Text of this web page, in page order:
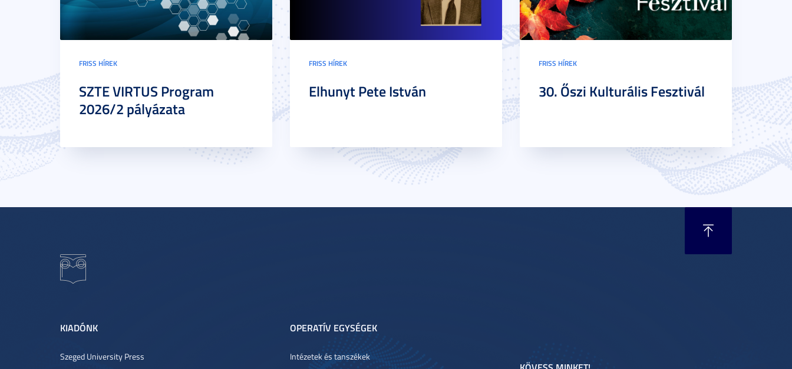
FRISS HÍREK
SZTE VIRTUS Program
2026/2 pályázata
FRISS HÍREK
Elhunyt Pete István
FRISS HÍREK
30. Őszi Kulturális Fesztivál
KIADÓNK
Szeged University Press
OPERATÍV EGYSÉGEK
Intézetek és tanszékek